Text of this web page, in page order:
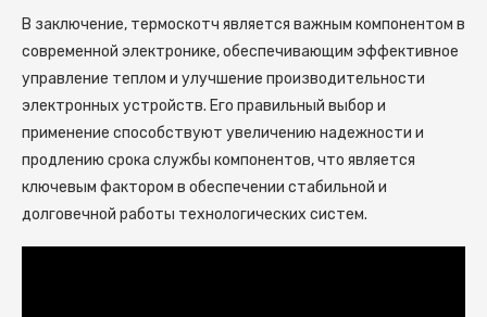
В заключение, термоскотч является важным компонентом в
современной электронике, обеспечивающим эффективное
управление теплом и улучшение производительности
электронных устройств. Его правильный выбор и
применение способствуют увеличению надежности и
продлению срока службы компонентов, что является
ключевым фактором в обеспечении стабильной и
долговечной работы технологических систем.